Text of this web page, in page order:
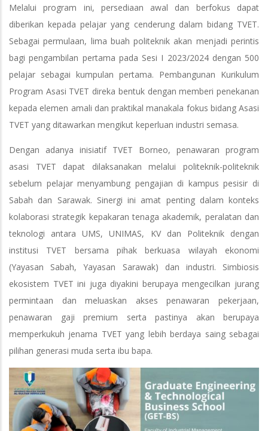
Melalui program ini, persediaan awal dan berfokus dapat
diberikan kepada pelajar yang cenderung dalam bidang TVET.
Sebagai permulaan, lima buah politeknik akan menjadi perintis
bagi pengambilan pertama pada Sesi I 2023/2024 dengan 500
pelajar sebagai kumpulan pertama. Pembangunan Kurikulum
Program Asasi TVET direka bentuk dengan memberi penekanan
kepada elemen amali dan praktikal manakala fokus bidang Asasi
TVET yang ditawarkan mengikut keperluan industri semasa.
Dengan adanya inisiatif TVET Borneo, penawaran program
asasi TVET dapat dilaksanakan melalui politeknik-politeknik
sebelum pelajar menyambung pengajian di kampus pesisir di
Sabah dan Sarawak. Sinergi ini amat penting dalam konteks
kolaborasi strategik kepakaran tenaga akademik, peralatan dan
teknologi antara UMS, UNIMAS, KV dan Politeknik dengan
institusi TVET bersama pihak berkuasa wilayah ekonomi
(Yayasan Sabah, Yayasan Sarawak) dan industri. Simbiosis
ekosistem TVET ini juga diyakini berupaya mengecilkan jurang
permintaan dan meluaskan akses penawaran pekerjaan,
penawaran gaji premium serta pastinya akan berupaya
memperkukuh jenama TVET yang lebih berdaya saing sebagai
pilihan generasi muda serta ibu bapa.